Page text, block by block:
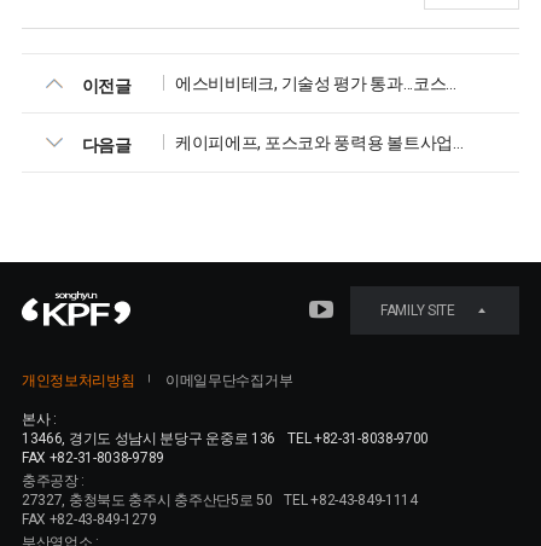
이전글
다음글
개인정보처리방침 이메일무단수집거부
본사 :
13466, 경기도 성남시 분당구 운중로 136
TEL +82-31-8038-9700
FAX +82-31-8038-9789
충주공장 :
27327, 충청북도 충주시 충주산단5로 50
TEL +82-43-849-1114
FAX +82-43-849-1279
부산영업소 :
FAMILY SITE